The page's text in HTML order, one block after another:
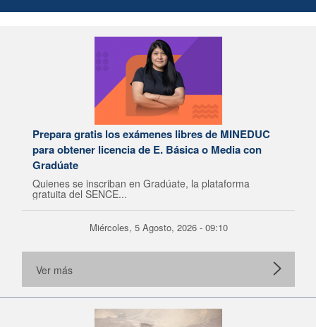
Prepara gratis los exámenes libres de MINEDUC
para obtener licencia de E. Básica o Media con
Gradúate
Quienes se inscriban en Gradúate, la plataforma
gratuita del SENCE...
Miércoles, 5 Agosto, 2026 - 09:10
Ver más